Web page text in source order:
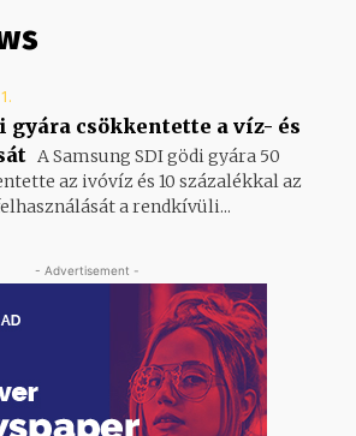
gyára csökkentette a víz- és
A Samsung SDI gödi gyára 50
az ivóvíz és 10 százalékkal az
a rendkívüli...
- Advertisement -